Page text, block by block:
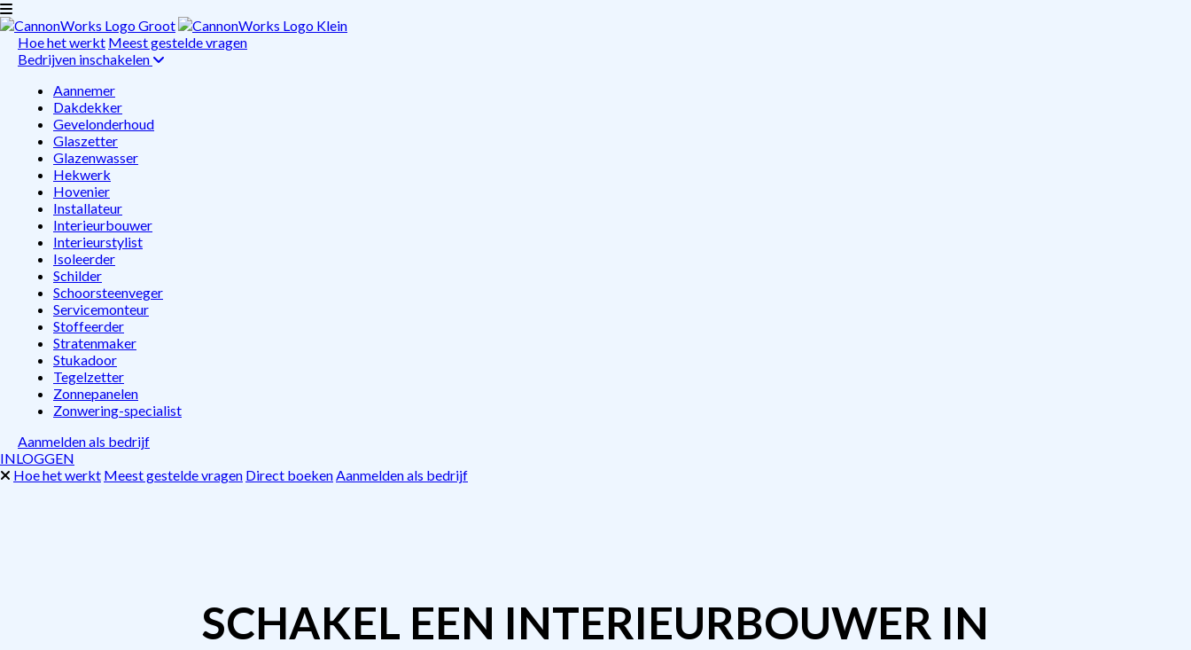
Hoe het werkt Meest gestelde vragen
Bedrijven inschakelen
Aannemer
Dakdekker
Gevelonderhoud
Glaszetter
Glazenwasser
Hekwerk
Hovenier
Installateur
Interieurbouwer
Interieurstylist
Isoleerder
Schilder
Schoorsteenveger
Servicemonteur
Stoffeerder
Stratenmaker
Stukadoor
Tegelzetter
Zonnepanelen
Zonwering-specialist
Aanmelden als bedrijf
INLOGGEN
Hoe het werkt Meest gestelde vragen Direct boekenAanmelden als bedrijf
SCHAKEL EEN INTERIEURBOUWER IN